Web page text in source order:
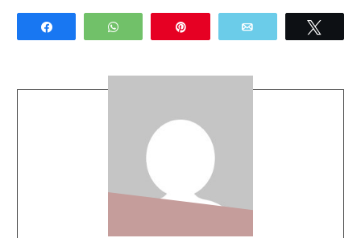
WhatsApp